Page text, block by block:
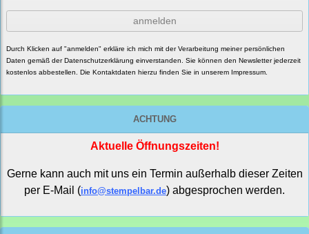
anmelden
Durch Klicken auf "anmelden" erkläre ich mich mit der Verarbeitung meiner persönlichen
Daten gemäß derDatenschutzerklärung einverstanden. Sie können den Newsletter jederzeit
kostenlos abbestellen. Die Kontaktdaten hierzu finden Sie in unserem Impressum.
ACHTUNG
Aktuelle Öffnungszeiten!
Gerne kann auch mit uns ein Termin außerhalb dieser Zeiten
per E-Mail (info@stempelbar.de) abgesprochen werden.